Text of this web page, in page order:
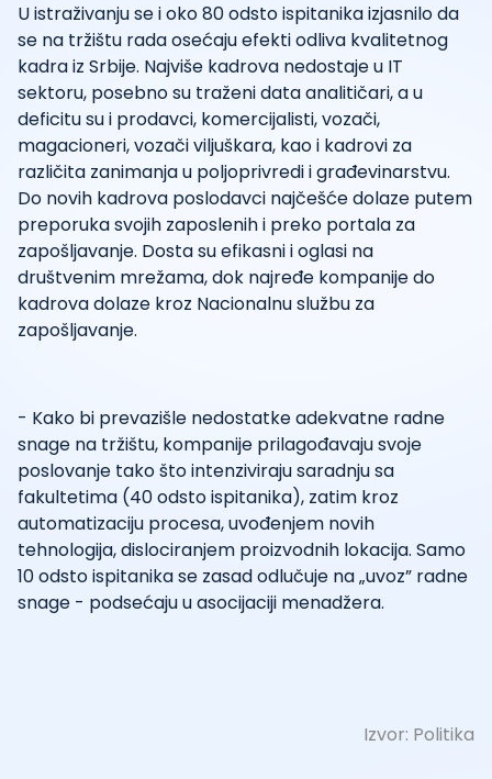
U istraživanju se i oko 80 odsto ispitanika izjasnilo da
se na tržištu rada osećaju efekti odliva kvalitetnog
kadra iz Srbije. Najviše kadrova nedostaje u IT
sektoru, posebno su traženi data analitičari, a u
deficitu su i prodavci, komercijalisti, vozači,
magacioneri, vozači viljuškara, kao i kadrovi za
različita zanimanja u poljoprivredi i građevinarstvu.
Do novih kadrova poslodavci najčešće dolaze putem
preporuka svojih zaposlenih i preko portala za
zapošljavanje. Dosta su efikasni i oglasi na
društvenim mrežama, dok najređe kompanije do
kadrova dolaze kroz Nacionalnu službu za
zapošljavanje.
- Kako bi prevazišle nedostatke adekvatne radne
snage na tržištu, kompanije prilagođavaju svoje
poslovanje tako što intenziviraju saradnju sa
fakultetima (40 odsto ispitanika), zatim kroz
automatizaciju procesa, uvođenjem novih
tehnologija, dislociranjem proizvodnih lokacija. Samo
10 odsto ispitanika se zasad odlučuje na „uvoz” radne
snage - podsećaju u asocijaciji menadžera.
Izvor: Politika